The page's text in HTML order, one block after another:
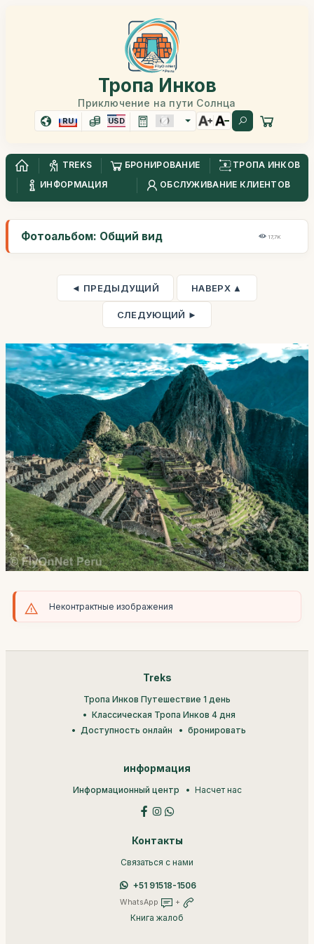
Тропа Инков
Приключение на пути Солнца
RU USD
TREKS БРОНИРОВАНИЕ
ТРОПА ИНКОВ
ИНФОРМАЦИЯ
ОБСЛУЖИВАНИЕ КЛИЕНТОВ
Фотоальбом: Общий вид 17,7K
◄ ПРЕДЫДУЩИЙ НАВЕРХ ▲
СЛЕДУЮЩИЙ ►
Неконтрактные изображения
Treks
Тропа Инков Путешествие 1 день
Классическая Тропа Инков 4 дня
Доступность онлайн
бронировать
информация
Информационный центр Насчет нас
Контакты
Связаться с нами
+51 91518-1506
WhatsApp +
Книга жалоб